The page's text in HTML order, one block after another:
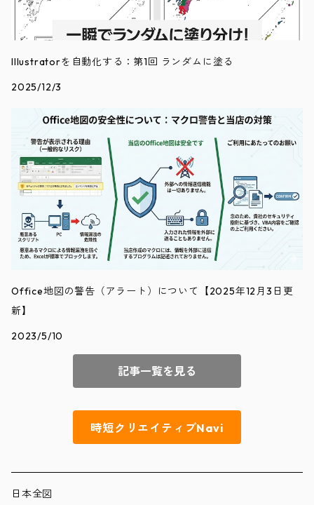
Illustratorを自動化する：第1回 ランダムに塗る
2025/12/3
Office地図の警告（アラート）について【2025年12月3日更
新】
2023/5/10
記事一覧を見る
時短クリエイティブNavi
日本全図